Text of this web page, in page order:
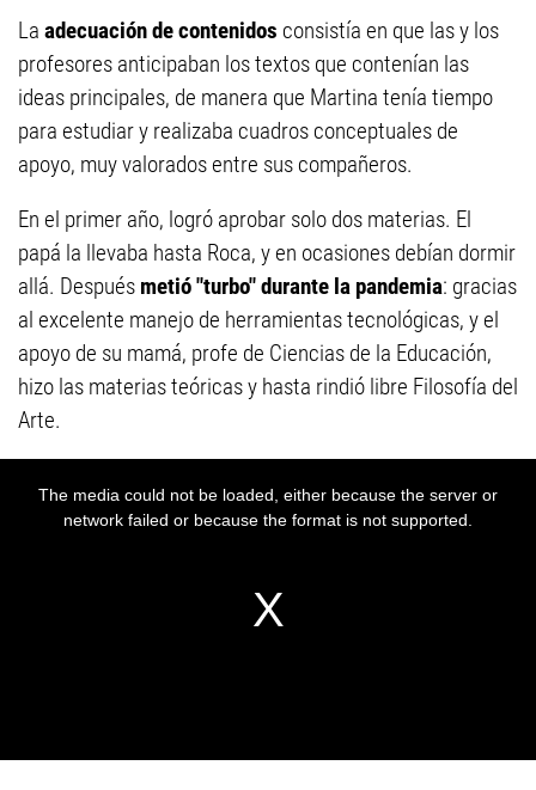
La adecuación de contenidos consistía en que las y los
profesores anticipaban los textos que contenían las
ideas principales, de manera que Martina tenía tiempo
para estudiar y realizaba cuadros conceptuales de
apoyo, muy valorados entre sus compañeros.
En el primer año, logró aprobar solo dos materias. El
papá la llevaba hasta Roca, y en ocasiones debían dormir
allá. Después metió "turbo" durante la pandemia: gracias
al excelente manejo de herramientas tecnológicas, y el
apoyo de su mamá, profe de Ciencias de la Educación,
hizo las materias teóricas y hasta rindió libre Filosofía del
Arte.